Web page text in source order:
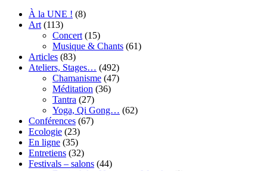
À la UNE ! (8)
Art (113)
Concert (15)
Musique & Chants (61)
Articles (83)
Ateliers, Stages… (492)
Chamanisme (47)
Méditation (36)
Tantra (27)
Yoga, Qi Gong… (62)
Conférences (67)
Ecologie (23)
En ligne (35)
Entretiens (32)
Festivals – salons (44)